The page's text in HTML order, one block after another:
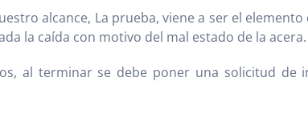
alcance, La prueba, viene a ser el
la caída con motivo del mal estado de la acera.
al terminar se debe poner una solicitud de